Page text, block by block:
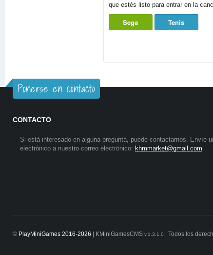
que estés listo para entrar en la
Sega Tenis
Ponerse en contacto
CONTACTO
Si está interesado en alguna pregunta, puede contactarnos. Envíe
electrónico a nuestro correo electrónico: khmmarket@gmail.com
© PlayMiniGames 2016-2026 | KMiniGamesCMS v.1.3.1.0 | Todos los